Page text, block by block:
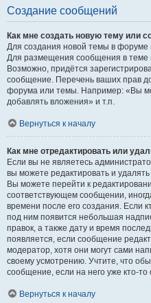
Создание сообщений
Как мне создать новую тему или
Для создания новой темы в
Для размещения сообщения в теме
Возможно, придётся
сообщение. Перечень ваших прав
форума или темы. Например: «Вы
добавлять вложения» и т.п.
Вернуться к началу
Как мне отредактировать или
Если вы не являетесь
вы можете редактировать и
Вы можете перейти к
соответствующем сообщении,
времени после его создания. Если
под ним появится небольшая
правок, а также дату и время
появляется, если сообщение
модератор, хотя они могут сами
своему усмотрению. Учтите, что
сообщение, если на него уже кто-то
Вернуться к началу